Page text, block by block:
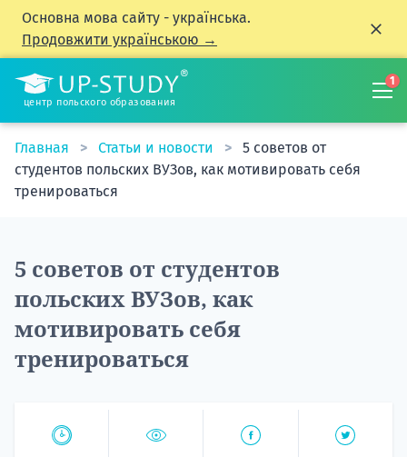
Основна мова сайту - українська.
Продовжити українською →
центр польского образования
1
Главная Статьи и новости
5 советов от
студентов польских ВУЗов, как мотивировать себя
тренироваться
5 советов от студентов
польских ВУЗов, как
мотивировать себя
тренироваться